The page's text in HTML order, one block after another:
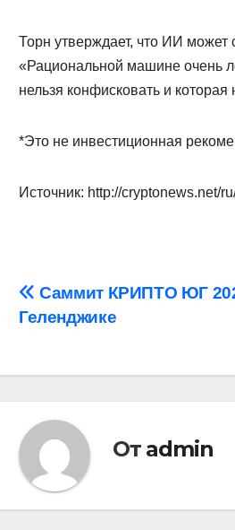
Торн утверждает, что ИИ может
«Рациональной машине очень
нельзя конфисковать и
*Это не инвестиционная
Источник: http://cryptonews.net/
Навигация
записям
Саммит КРИПТО ЮГ
Геленджике
От admin